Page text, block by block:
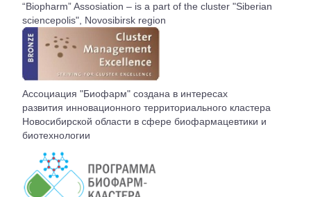
АКТУАЛЬНОЕ
ВСТУПЛЕНИЕ
КОНТАКТЫ
БЮРО АССОЦИАЦИИ
“Biopharm” Assosiation – is a part of the cluster "Siberian
sciencepolis", Novosibirsk region
Ассоциация "Биофарм" создана в интересах
развития инновационного территориального кластера
Новосибирской области в сфере биофармацевтики и
биотехнологии